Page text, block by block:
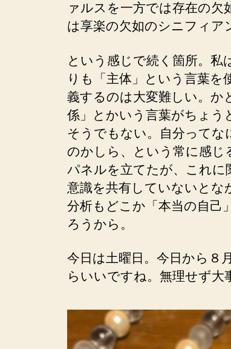
ァルスを一方では存在の
は享楽の欠如のシニフィア
という感じで続く箇所。私
りも「主体」という言葉を
義するのは大変難しい。か
係」とかいう言葉がちょう
そうでもない。自分ってな
のかしら、という常に感じ
パネルを立てたが、これに
意識を共有していないとな
分析もどこか「本当の自己
ろうから。
今日は土曜日。今日から８
らいいですね。無理せず大